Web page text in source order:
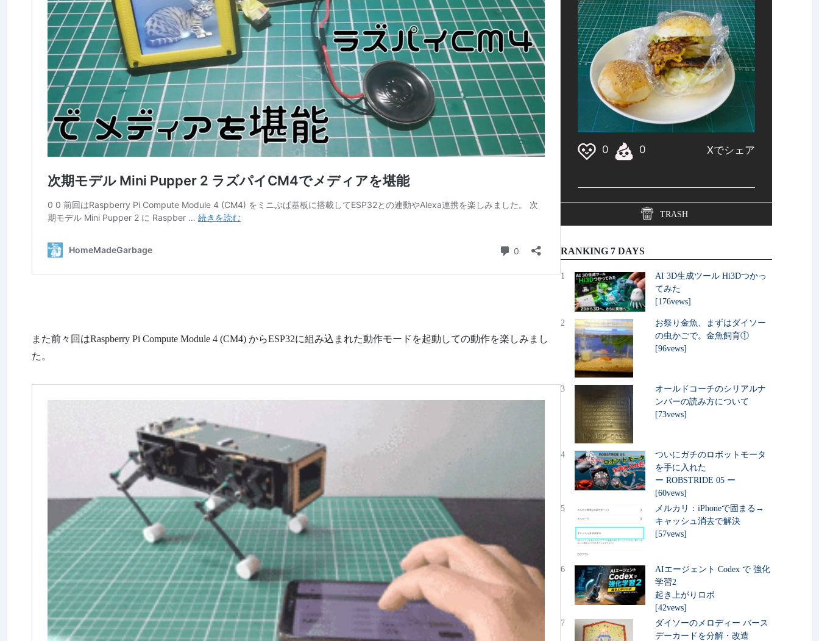
また前々回はRaspberry Pi Compute Module 4 (CM4) からESP32に組み込まれた動作モードを起動しての動作を楽しみまし
た。
TRASH
RANKING 7 DAYS
1
AI 3D生成ツール Hi3Dつかっ
てみた
[176vews]
2
お祭り金魚、まずはダイソー
の虫かごで。金魚飼育①
[96vews]
3
オールドコーチのシリアルナ
ンバーの読み方について
[73vews]
4
ついにガチのロボットモータ
を手に入れた
ー ROBSTRIDE 05 ー
[60vews]
5
メルカリ：iPhoneで固まる→
キャッシュ消去で解決
[57vews]
6
AIエージェント Codex で 強化
学習2
起き上がりロボ
[42vews]
7
ダイソーのメロディー バース
デーカードを分解・改造